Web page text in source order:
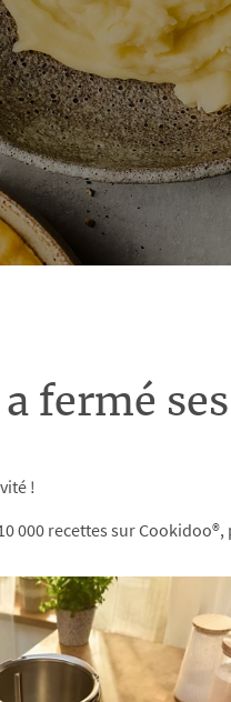
fermé
!
000 recettes sur